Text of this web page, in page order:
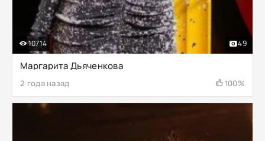
Маргарита Дьяченкова
2 года назад 100%
10714 49